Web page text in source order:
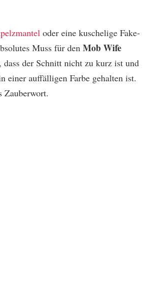
oder eine kuschelige Fake-
Muss für den Mob Wife
dass der Schnitt nicht zu kurz ist und
einer auffälligen Farbe gehalten ist.
Zauberwort.